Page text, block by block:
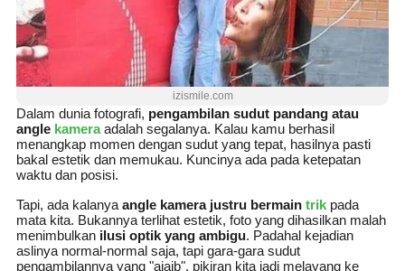
izismile.com
Dalam dunia fotografi, pengambilan sudut pandang atau
angle kameraadalah segalanya. Kalau kamu berhasil
menangkap momen dengan sudut yang tepat, hasilnya pasti
bakal estetik dan memukau. Kuncinya ada pada ketepatan
waktu dan posisi.
Tapi, ada kalanya angle kamera justru bermain trik pada
mata kita. Bukannya terlihat estetik, foto yang dihasilkan malah
menimbulkan ilusi optik yang ambigu. Padahal kejadian
aslinya normal-normal saja, tapi gara-gara sudut
pengambilannya yang "ajaib", pikiran kita jadi melayang ke